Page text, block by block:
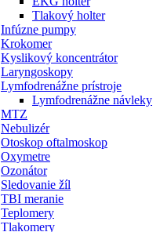
Tlakový holter
Infúzne pumpy
Krokomer
Kyslikový koncentrátor
Laryngoskopy
Lymfodrenážne prístroje
Lymfodrenážne návleky
MTZ
Nebulizér
Otoskop oftalmoskop
Oxymetre
Ozonátor
Sledovanie žíl
TBI meranie
Teplomery
Tlakomery